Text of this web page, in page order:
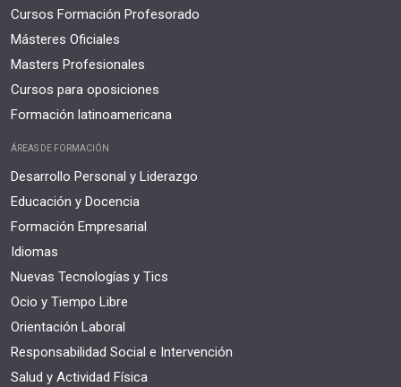
Cursos Formación Profesorado
Másteres Oficiales
Masters Profesionales
Cursos para oposiciones
Formación latinoamericana
ÁREAS DE FORMACIÓN
Desarrollo Personal y Liderazgo
Educación y Docencia
Formación Empresarial
Idiomas
Nuevas Tecnologías y Tics
Ocio y Tiempo Libre
Orientación Laboral
Responsabilidad Social e Intervención
Salud y Actividad Física